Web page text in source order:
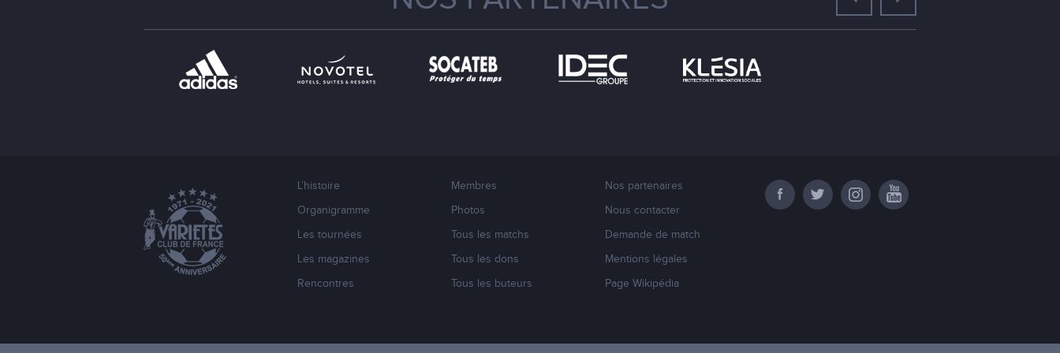
L’histoire
Organigramme
Les tournées
Les magazines
Rencontres
Membres
Photos
Tous les matchs
Tous les dons
Tous les buteurs
Nos partenaires
Nous contacter
Demande de match
Mentions légales
Page Wikipédia